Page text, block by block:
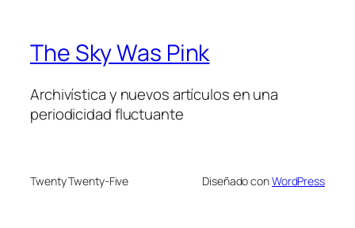
The Sky Was Pink
Archivística y nuevos artículos en una
periodicidad fluctuante
Twenty Twenty-Five Diseñado conWordPress